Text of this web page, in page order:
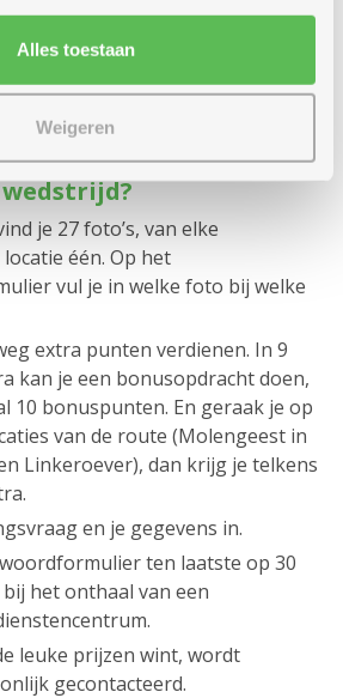
Alles toestaan
Weigeren
je 27 foto’s, van elke
één. Op het
vul je in welke foto bij welke
extra punten verdienen. In 9
kan je een bonusopdracht doen,
10 bonuspunten. En geraak je op
van de route (Molengeest in
Linkeroever), dan krijg je telkens
en je gegevens in.
ten laatste op 30
het onthaal van een
leuke prijzen wint, wordt
gecontacteerd.